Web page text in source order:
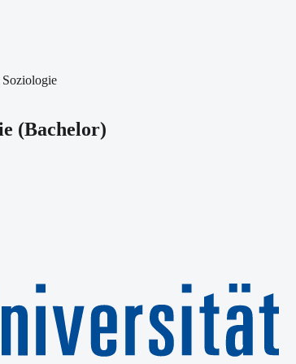
(Bachelor)